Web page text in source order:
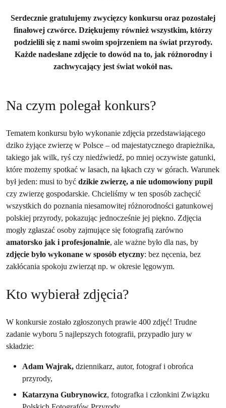
Serdecznie gratulujemy zwycięzcy konkursu oraz pozostałej
finałowej czwórce. Dziękujemy również wszystkim, którzy
podzielili się z nami swoim spojrzeniem na świat przyrody.
Każde nadesłane zdjęcie to dowód na to, jak różnorodny i
zachwycający jest świat wokół nas.
Na czym polegał konkurs?
Tematem konkursu było wykonanie zdjęcia przedstawiającego
dziko żyjące zwierzę w Polsce – od majestatycznego drapieżnika,
takiego jak wilk, ryś czy niedźwiedź, po mniej oczywiste gatunki,
które możemy spotkać w lasach, na łąkach czy w górach. Warunek
był jeden: musi to być dzikie zwierzę, a nie udomowiony pupil
czy zwierzę gospodarskie. Chcieliśmy w ten sposób zachęcić
wszystkich do poznania niesamowitej różnorodności gatunkowej
polskiej przyrody, pokazując jednocześnie jej piękno. Zdjęcia
mogły zgłaszać osoby zajmujące się fotografią zarówno
amatorsko jak i profesjonalnie, ale ważne było dla nas, by
zdjęcie było wykonane w sposób etyczny: bez nęcenia, bez
zakłócania spokoju zwierząt np. w okresie lęgowym.
Kto wybierał zdjęcia?
W konkursie zostało zgłoszonych prawie 400 zdjęć! Trudne
zadanie wyboru 5 najlepszych fotografii, przypadło jury w
składzie:
Adam Wajrak, dziennikarz, autor, fotograf i obrońca
przyrody,
Katarzyna Gubrynowicz, fotografka i członkini Związku